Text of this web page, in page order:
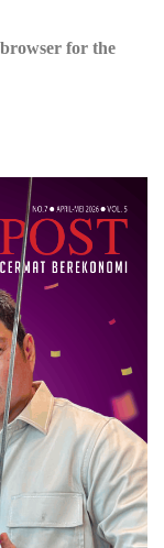
for the